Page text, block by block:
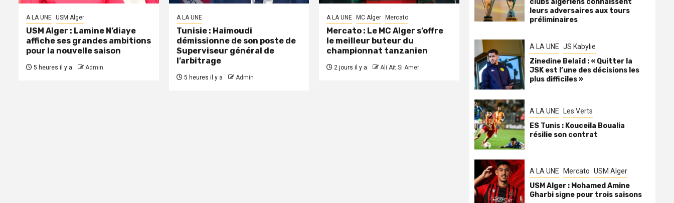
A LA UNE USM Alger
USM Alger : Lamine N’diaye
affiche ses grandes ambitions
pour la nouvelle saison
5 heures il y a Admin
A LA UNE
Tunisie : Haimoudi
démissionne de son poste de
Superviseur général de
l’arbitrage
5 heures il y a Admin
A LA UNE MC Alger Mercato
Mercato : Le MC Alger s’offre
le meilleur buteur du
championnat tanzanien
2 jours il y a Ali Ait Si Amer
clubs algériens connaissent
leurs adversaires aux tours
préliminaires
A LA UNE JS Kabylie
Zinedine Belaïd : « Quitter la
JSK est l’une des décisions les
plus difficiles »
A LA UNE Les Verts
ES Tunis : Kouceila Boualia
résilie son contrat
A LA UNE Mercato USM Alger
USM Alger : Mohamed Amine
Gharbi signe pour trois saisons